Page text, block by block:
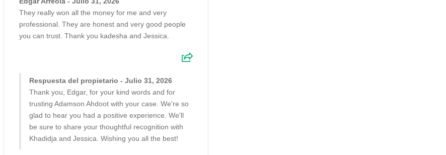
They really won all the money for me and very
professional. They are honest and very good people
you can trust. Thank you kadesha and Jessica.
Respuesta del propietario - Julio 31, 2026
Thank you, Edgar, for your kind words and for
trusting Adamson Ahdoot with your case. We're so
glad to hear you had a positive experience. We'll
be sure to share your thoughtful recognition with
Khadidja and Jessica. Wishing you all the best!